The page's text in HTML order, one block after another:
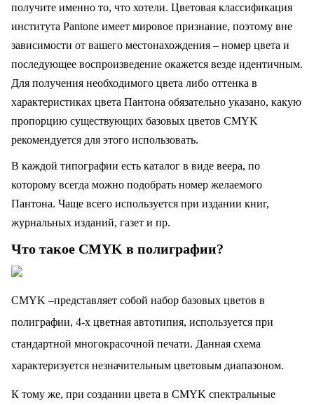
получите именно то, что хотели. Цветовая классификация
института Pantone имеет мировое признание, поэтому вне
зависимости от вашего местонахождения – номер цвета и
последующее воспроизведение окажется везде идентичным.
Для получения необходимого цвета либо оттенка в
характеристиках цвета Пантона обязательно указано, какую
пропорцию существующих базовых цветов CMYK
рекомендуется для этого использовать.
В каждой типографии есть каталог в виде веера, по
которому всегда можно подобрать номер желаемого
Пантона. Чаще всего используется при издании книг,
журнальных изданий, газет и пр.
Что такое CMYK в полиграфии?
CMYK –представляет собой набор базовых цветов в
полиграфии, 4-х цветная автотипия, используется при
стандартной многокрасочной печати. Данная схема
характеризуется незначительным цветовым диапазоном.
К тому же, при создании цвета в CMYK спектральные